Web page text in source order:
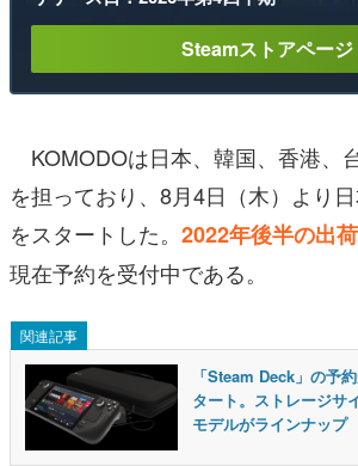
Steamストアページ
KOMODOは日本、韓国、香港、
を担っており、8月4日（木）より
をスタートした。 2022年後半の出
現在予約を受付中である。
関連記事
「Steam Deck」の予
タート。ストレージサ
モデルがラインナップ